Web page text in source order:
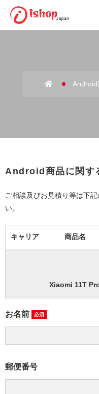
Android
Android商品に関す
ご相談及びお見積り等は下
い。
キャリア 商品名
Xiaomi 11T
お名前 必須
郵便番号